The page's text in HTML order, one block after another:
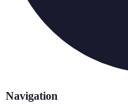
Navigation